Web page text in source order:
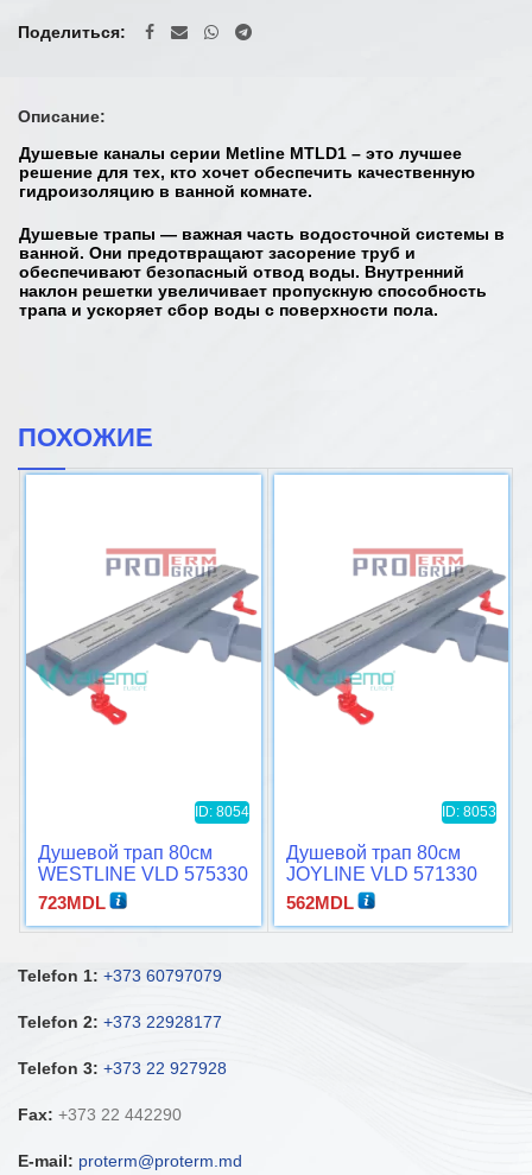
Поделиться
Описание:
Душевые каналы серии Metline MTLD1 – это лучшее
решение для тех, кто хочет обеспечить качественную
гидроизоляцию в ванной комнате.
Душевые трапы — важная часть водосточной системы в
ванной. Они предотвращают засорение труб и
обеспечивают безопасный отвод воды. Внутренний
наклон решетки увеличивает пропускную способность
трапа и ускоряет сбор воды с поверхности пола.
ПОХОЖИЕ
ID: 8054
Душевой трап 80см
WESTLINE VLD 575330
723MDL
ID: 8053
Душевой трап 80см
JOYLINE VLD 571330
562MDL
Telefon 1: +373 60797079
Telefon 2: +373 22928177
Telefon 3: +373 22 927928
Fax: +373 22 442290
E-mail: proterm@proterm.md